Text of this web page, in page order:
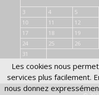
3
4 5
10
11 12
17
18 19
24
25 26
31
Les cookies nous
services plus facilement.
nous donnez